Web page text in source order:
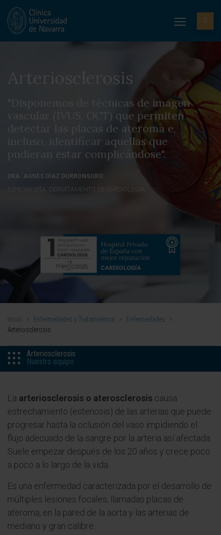
Arteriosclerosis
"Disponemos de técnicas de imagen
vascular (IVUS, OCT) que permiten
detectar las placas de ateroma e,
incluso, identificar aquellas que
pudieran estar complicándose".
DRA. AGNES DÍAZ DORRONSORO
ESPECIALISTA. DEPARTAMENTO DE CARDIOLOGÍA
Inicio > Enfermedades y Tratamientos > Enfermedades
>
Arteriosclerosis
Arteriosclerosis
Nuestro equipo
La arteriosclerosis o aterosclerosis causa
estrechamiento (estenosis) de las arterias que puede
progresar hasta la oclusión del vaso impidiendo el
flujo adecuado de la sangre por la arteria así afectada.
Suele empezar después de los 20 años y crece poco
a poco a lo largo de la vida.
Es una enfermedad caracterizada por el desarrollo de
múltiples lesiones focales, llamadas placas de
ateroma, en la pared de la aorta y las arterias de
mediano y gran calibre.